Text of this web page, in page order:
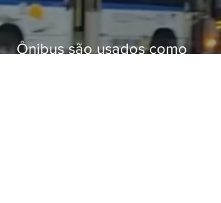
Ônibus são usados como